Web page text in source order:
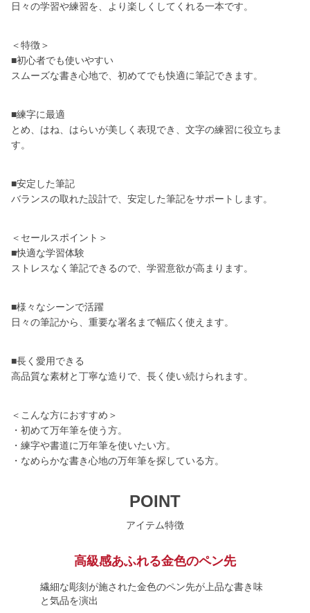
日々の学習や練習を、より楽しくしてくれる一本です。
＜特徴＞
■初心者でも使いやすい
スムーズな書き心地で、初めてでも快適に筆記できます。
■練字に最適
とめ、はね、はらいが美しく表現でき、文字の練習に役立ちま
す。
■安定した筆記
バランスの取れた設計で、安定した筆記をサポートします。
＜セールスポイント＞
■快適な学習体験
ストレスなく筆記できるので、学習意欲が高まります。
■様々なシーンで活躍
日々の筆記から、重要な署名まで幅広く使えます。
■長く愛用できる
高品質な素材と丁寧な造りで、長く使い続けられます。
＜こんな方におすすめ＞
・初めて万年筆を使う方。
・練字や書道に万年筆を使いたい方。
・なめらかな書き心地の万年筆を探している方。
POINT
アイテム特徴
高級感あふれる金色のペン先
繊細な彫刻が施された金色のペン先が上品な書き味
と気品を演出